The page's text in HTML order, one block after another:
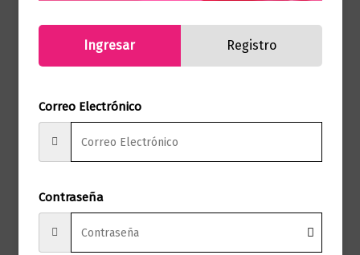
de prisioneros sobrevivan.
Después de la guerra, deciden mudarse a
Australia para poder comenzar de nuevo.
de su pasado y la irremediable necesidad
de contarlo.
Esta es su historia.
Productos relacionados
Ingresar Registro
Correo Electrónico
Contraseña